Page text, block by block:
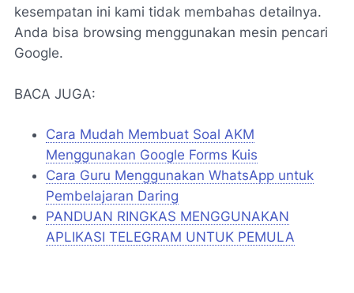
kesempatan ini kami tidak membahas detailnya.
Anda bisa browsing menggunakan mesin pencari
Google.
BACA JUGA:
Cara Mudah Membuat Soal AKM
Menggunakan Google Forms Kuis
Cara Guru Menggunakan WhatsApp untuk
Pembelajaran Daring
PANDUAN RINGKAS MENGGUNAKAN
APLIKASI TELEGRAM UNTUK PEMULA